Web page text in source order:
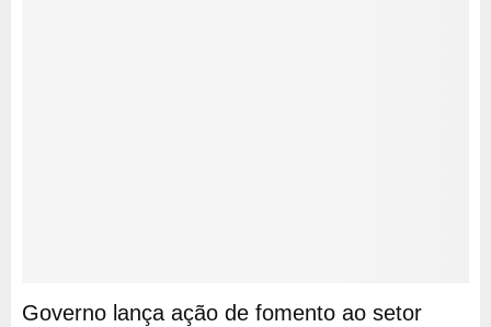
Governo lança ação de fomento ao setor